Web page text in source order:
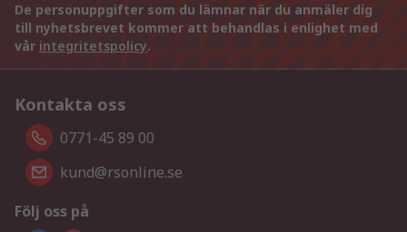
De personuppgifter som du lämnar när du anmäler dig
till nyhetsbrevet kommer att behandlas i enlighet med
vår integritetspolicy.
Kontakta oss
0771-45 89 00
kund@rsonline.se
Följ oss på